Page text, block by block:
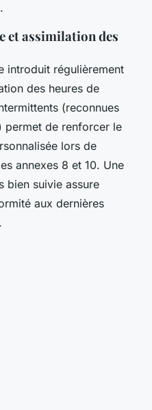
.
et assimilation des
introduit régulièrement
des heures de
(reconnues
permet de renforcer le
lors de
annexes 8 et 10. Une
bien suivie assure
aux dernières